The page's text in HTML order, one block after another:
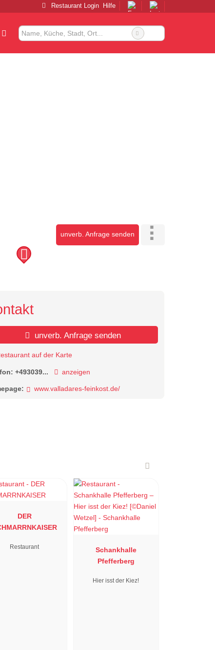
Restaurant Login Hilfe
unverb. Anfrage senden
unverb. Anfrage senden
auf der Karte
+493039... anzeigen
www.valladares-feinkost.de/
DER
Restaurant
Schankhalle
Pfefferberg
Hier isst der Kiez!